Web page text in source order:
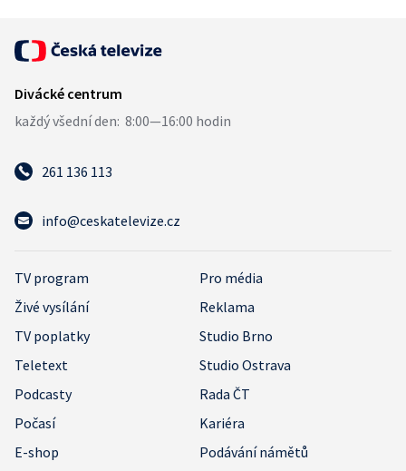
261 136 113
info@ceskatelevize.cz
TV program
Pro média
Živé vysílání
Reklama
TV poplatky
Studio Brno
Teletext
Studio Ostrava
Podcasty
Rada ČT
Počasí
Kariéra
E-shop
Podávání námětů